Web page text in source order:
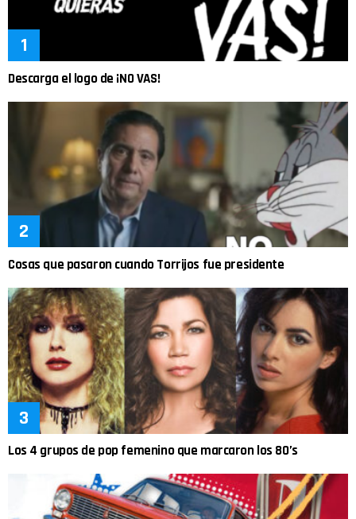
Descarga el logo de ¡NO VAS!
Cosas que pasaron cuando Torrijos fue presidente
Los 4 grupos de pop femenino que marcaron los 80’s